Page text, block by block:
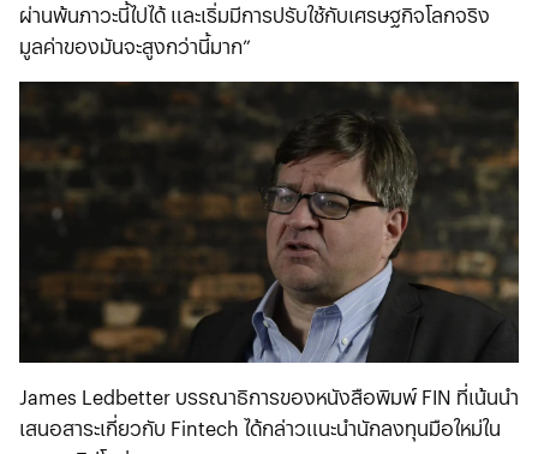
ผ่านพ้นภาวะนี้ไปได้ และเริ่มมีการปรับใช้กับเศรษฐกิจโลกจริง
มูลค่าของมันจะสูงกว่านี้มาก”
James Ledbetter บรรณาธิการของหนังสือพิมพ์ FIN ที่เน้นนำ
เสนอสาระเกี่ยวกับ Fintech ได้กล่าวแนะนำนักลงทุนมือใหม่ใน